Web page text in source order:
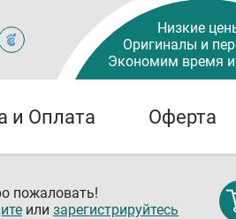
Низкие
Оригиналы и
Экономим время
и Оплата Оферта
пожаловать!
или зарегистрируйтесь